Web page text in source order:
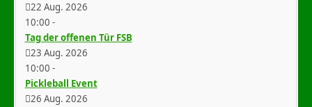
22 Aug. 2026
10:00 -
Tag der offenen Tür FSB
23 Aug. 2026
10:00 -
Pickleball Event
26 Aug. 2026